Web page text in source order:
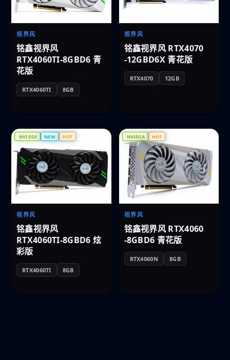
视界风
铭鑫视界风
RTX4060TI-8GBD6 青
花版
RTX4060TI 8GB
视界风
铭鑫视界风 RTX4070
-12GBD6X 青花版
RTX4070 12GB
NVIDIA NEW HOT
视界风
铭鑫视界风
RTX4060TI-8GBD6 炫
彩版
RTX4060TI 8GB
NVIDIA HOT
视界风
铭鑫视界风 RTX4060
-8GBD6 青花版
RTX4060N 8GB